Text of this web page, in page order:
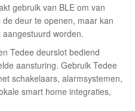
gebruik van BLE om van
deur te openen, maar kan
worden.
Tedee deurslot bediend
aansturing. Gebruik Tedee
schakelaars, alarmsystemen,
smart home integraties,